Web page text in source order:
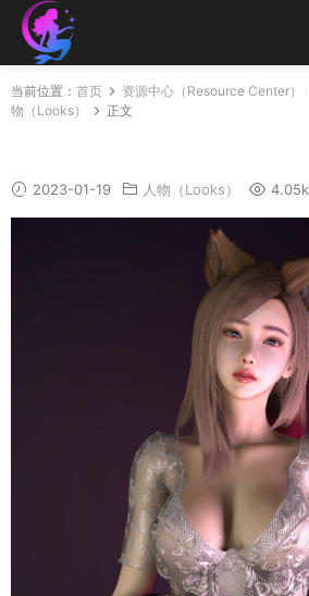
当前位置： 首页 资源中心（Resource Center）
物（Looks）
正文
2023-01-19 人物（Looks） 4.05k